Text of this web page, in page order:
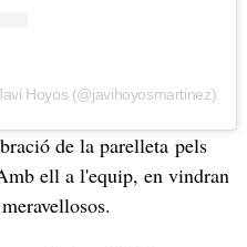
Hoyos (@javihoyosmartinez)
de la parelleta pels
ell a l'equip, en vindran